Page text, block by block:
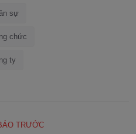
sự
chức
ty
TRƯỚC